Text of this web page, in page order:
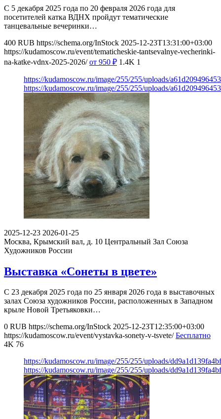
С 5 декабря 2025 года по 20 февраля 2026 года для
посетителей катка ВДНХ пройдут тематические
танцевальные вечеринки…
400 RUB https://schema.org/InStock 2025-12-23T13:31:00+03:00
https://kudamoscow.ru/event/tematicheskie-tantsevalnye-vecherinki-
na-katke-vdnx-2025-2026/ от 950 ₽ 1.4K 1
https://kudamoscow.ru/image/255/255/uploads/
https://kudamoscow.ru/image/255/255/uploads/
2025-12-23 2026-01-25
Москва, Крымский вал, д. 10 Центральный Зал Союза
Художников России
Выставка «Сонеты в цвете»
С 23 декабря 2025 года по 25 января 2026 года в выставочных
залах Союза художников России, расположенных в Западном
крыле Новой Третьяковки…
0 RUB https://schema.org/InStock 2025-12-23T12:35:00+03:00
https://kudamoscow.ru/event/vystavka-sonety-v-tsvete/ Бесплатно
4K 76
https://kudamoscow.ru/image/255/255/uploads/
https://kudamoscow.ru/image/255/255/uploads/